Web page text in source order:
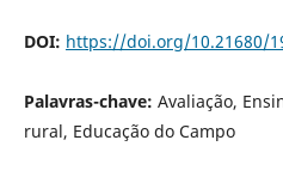
DOI: https://doi.org/10.21680/
Palavras-chave: Avaliação,
rural, Educação do Campo